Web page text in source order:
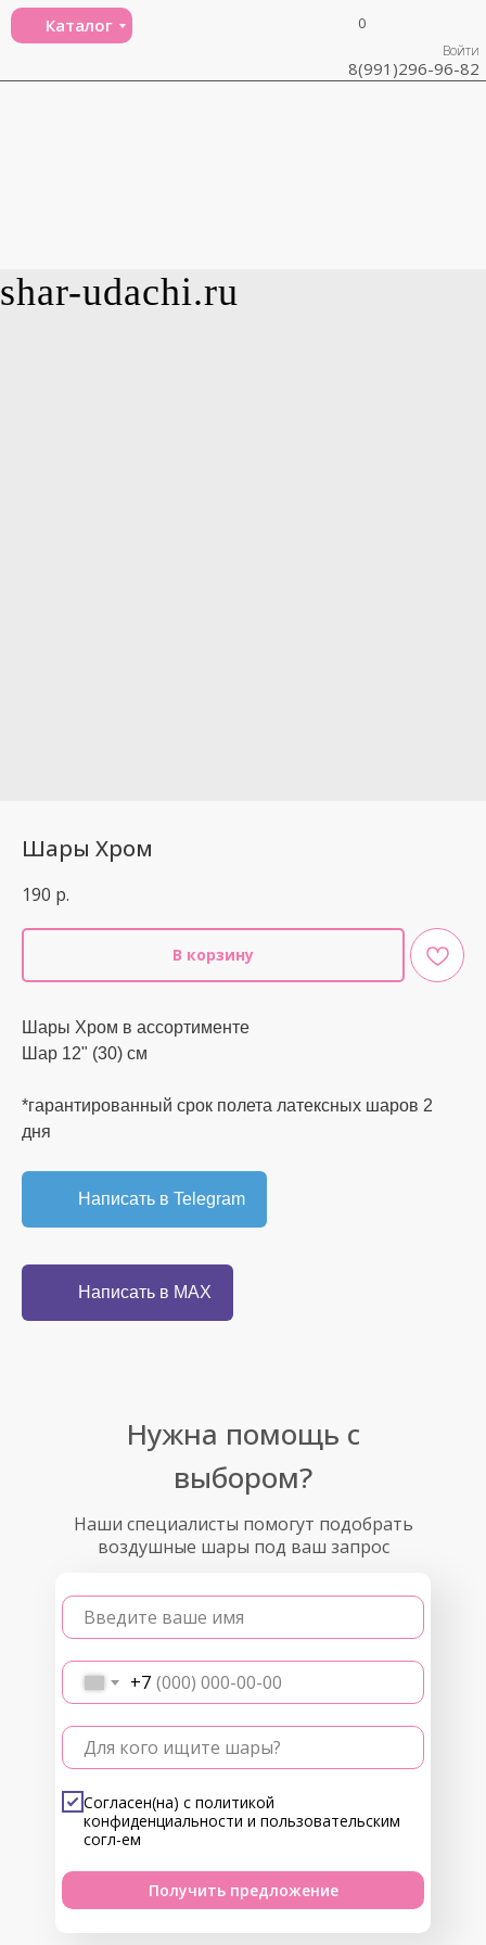
Каталог
Войти
0
8(991)296-96-82
shar-udachi.ru
Шары Хром
190 р.
В корзину
Шары Хром в ассортименте
Шар 12" (30) см
*гарантированный срок полета латексных шаров 2
дня
Написать в Telegram
Написать в MAX
Наши специалисты помогут подобрать
воздушные шары под ваш запрос
Введите ваше имя
+7
Для кого ищите шары?
Согласен(на) с политикой
конфиденциальности и пользовательским
согл-ем
Получить предложение
Нужна помощь с
выбором?